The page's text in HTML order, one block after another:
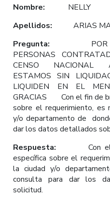
Nombre: NELLY
Apellidos: ARIAS
Pregunta: POR
PERSONAS
CENSO NACIONAL
ESTAMOS SIN
LIQUIDEN EN EL
GRACIAS Con el fin de
sobre el requerimiento, es
y/o departamento de
dar los datos detallados
Respuesta: Con el fin
específica sobre el
la ciudad y/o
consulta para dar los
solicitud.